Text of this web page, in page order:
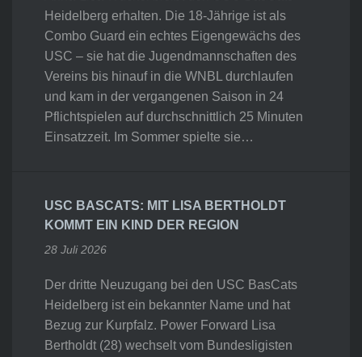
Heidelberg erhalten. Die 18-Jährige ist als
Combo Guard ein echtes Eigengewächs des
USC – sie hat die Jugendmannschaften des
Vereins bis hinauf in die WNBL durchlaufen
und kam in der vergangenen Saison in 24
Pflichtspielen auf durchschnittlich 25 Minuten
Einsatzzeit. Im Sommer spielte sie…
USC BASCATS: MIT LISA BERTHOLDT
KOMMT EIN KIND DER REGION
28 Juli 2026
Der dritte Neuzugang bei den USC BasCats
Heidelberg ist ein bekannter Name und hat
Bezug zur Kurpfalz. Power Forward Lisa
Bertholdt (28) wechselt vom Bundesligisten